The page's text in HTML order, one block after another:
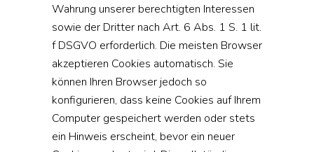
Wahrung unserer berechtigten Interessen
sowie der Dritter nach Art. 6 Abs. 1 S. 1 lit.
f DSGVO erforderlich. Die meisten Browser
akzeptieren Cookies automatisch. Sie
können Ihren Browser jedoch so
konfigurieren, dass keine Cookies auf Ihrem
Computer gespeichert werden oder stets
ein Hinweis erscheint, bevor ein neuer